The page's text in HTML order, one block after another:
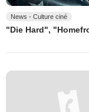
News - Culture ciné
"Die Hard",